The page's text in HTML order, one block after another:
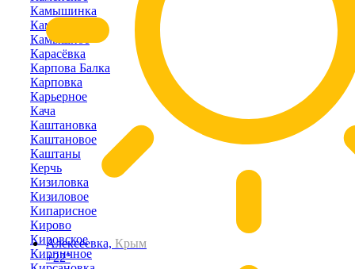
Алексеевка, Крым
+22°
Камышинка
Камышлы
Камышное
Карасёвка
Карпова Балка
Карповка
Карьерное
Кача
Каштановка
Каштановое
Каштаны
Керчь
Кизиловка
Кизиловое
Кипарисное
Кирово
Кировское
Кирпичное